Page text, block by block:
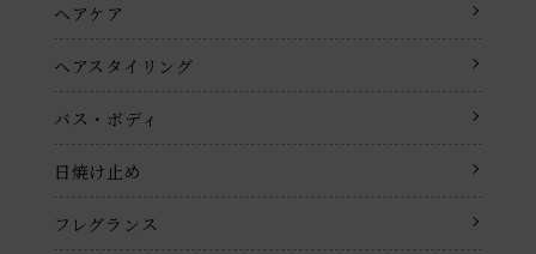
ヘアケア
ヘアスタイリング
バス・ボディ
日焼け止め
フレグランス